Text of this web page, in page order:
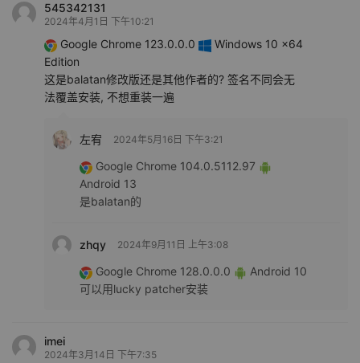
545342131
2024年4月1日 下午10:21
Google Chrome 123.0.0.0
Windows 10 x64
Edition
这是balatan修改版还是其他作者的? 签名不同会无
法覆盖安装, 不想重装一遍
左宥 2024年5月16日 下午3:21
Google Chrome 104.0.5112.97
Android 13
是balatan的
zhqy 2024年9月11日 上午3:08
Google Chrome 128.0.0.0
Android 10
可以用lucky patcher安装
imei
2024年3月14日 下午7:35